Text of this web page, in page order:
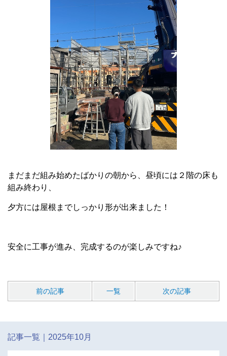
まだまだ組み始めたばかりの朝から、昼頃には２階の床も
組み終わり、
夕方には屋根までしっかり形が出来ました！
安全に工事が進み、完成するのが楽しみですね♪
前の記事 一覧 次の記事
記事一覧｜2025年10月